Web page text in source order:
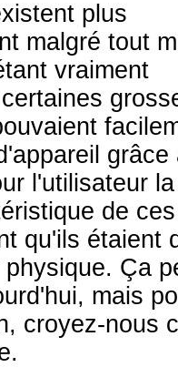
plus
malgré tout
vraiment
grâce
l'utilisateur la
de ces
qu'ils étaient
Ça
mais
croyez-nous